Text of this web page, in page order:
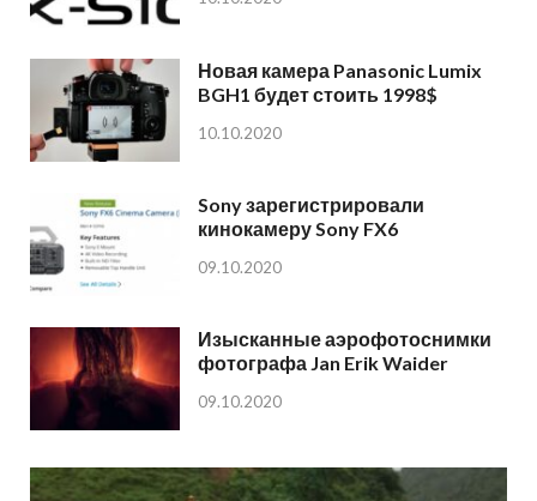
Новая камера Panasonic Lumix
BGH1 будет стоить 1998$
10.10.2020
Sony зарегистрировали
кинокамеру Sony FX6
09.10.2020
Изысканные аэрофотоснимки
фотографа Jan Erik Waider
09.10.2020